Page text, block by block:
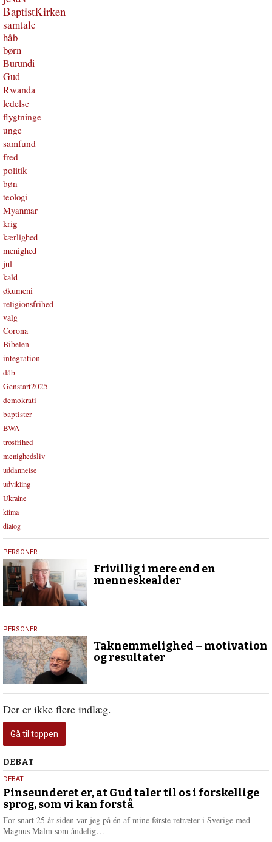
BaptistKirken
samtale
håb
børn
Burundi
Gud
Rwanda
ledelse
flygtninge
unge
samfund
fred
politik
bøn
teologi
Myanmar
krig
kærlighed
menighed
jul
kald
økumeni
religionsfrihed
valg
Corona
Bibelen
integration
dåb
Genstart2025
demokrati
baptister
BWA
trosfrihed
menighedsliv
uddannelse
udvikling
Ukraine
klima
dialog
6.
april
2022
PERSONER
Frivillig i mere end en
menneskealder
22.
februar
2022
PERSONER
Taknemmelighed – motivation
og resultater
Der er ikke flere indlæg.
Gå til toppen
Debat
DEBAT
5.
august
2026
DEBAT
Pinseunderet er, at Gud taler til os i forskellige
sprog, som vi kan forstå
For snart 25 år siden var jeg på én af mine første retræter i Sverige med
Magnus Malm som åndelig…